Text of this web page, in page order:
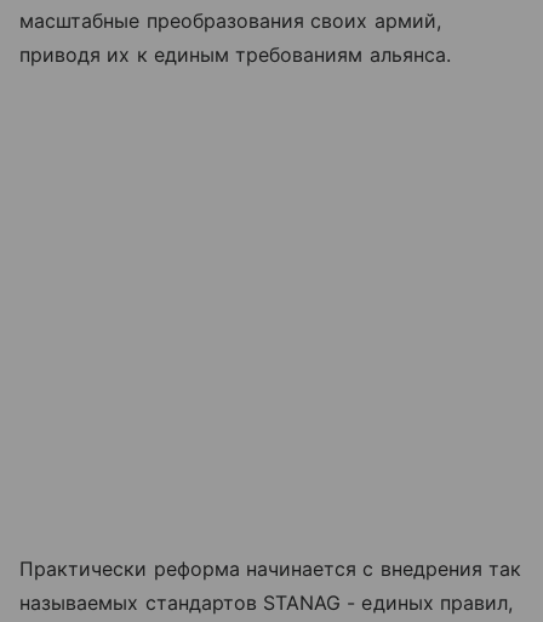
масштабные преобразования своих армий,
приводя их к единым требованиям альянса.
Практически реформа начинается с внедрения так
называемых стандартов STANAG - единых правил,